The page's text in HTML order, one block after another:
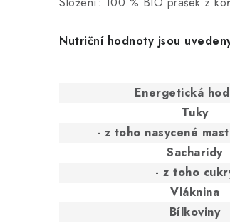
Nutriční hodnoty jsou
Energetická
Tuky
- z toho nasycené
Sacharidy
- z toho
Vláknina
Bílkoviny